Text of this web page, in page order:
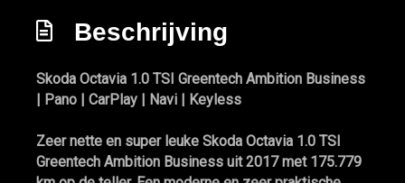
Led achterlichten
Lichtmetalen velgen 16"
Lichtmetalen velgen 17"
Mistlampen voor
Mistlampen voor adaptief
Beschrijving
Skoda Octavia 1.0 TSI Greentech Ambition Business
| Pano | CarPlay | Navi | Keyless
Zeer nette en super leuke Skoda Octavia 1.0 TSI
Greentech Ambition Business uit 2017 met 175.779